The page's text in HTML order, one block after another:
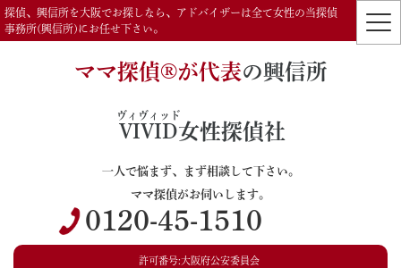
探偵、興信所を大阪でお探しなら、アドバイザーは全て女性の当探偵
事務所(興信所)にお任せ下さい。
ママ探偵®️が代表の興信所
VIVID
ヴィヴィッド
女性探偵社
一人で悩まず、まず相談して下さい。
ママ探偵がお伺いします。
0120-45-1510
許可番号:大阪府公安委員会